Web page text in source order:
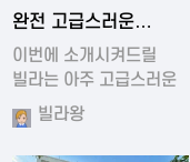
2024-11-19 01:13
완전 고급스러운
디자인의 빌라
이번에 소개시켜드릴
빌라는 아주 고급스러운
디자…빌라왕